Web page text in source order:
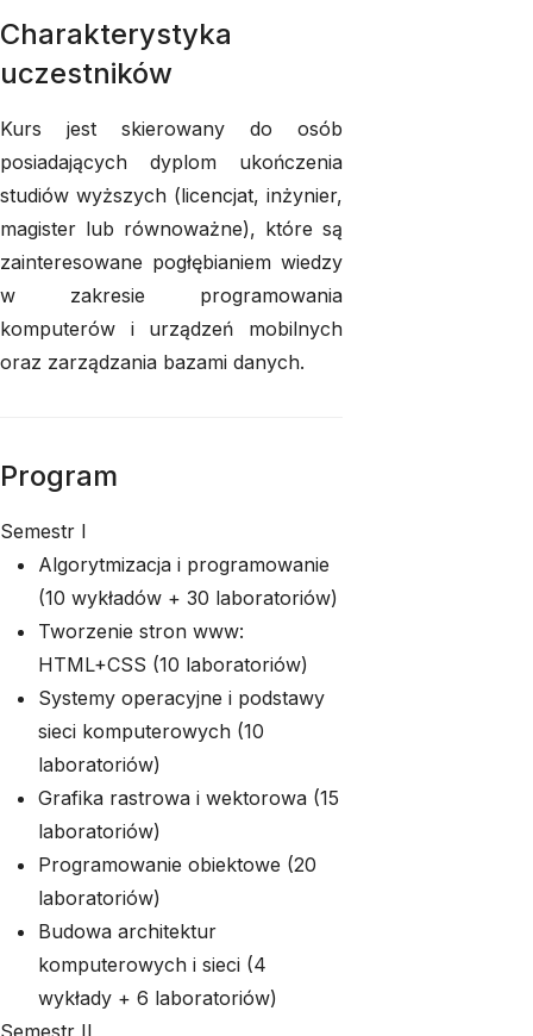
Charakterystyka
uczestników
Kurs jest skierowany do osób
posiadających dyplom ukończenia
studiów wyższych (licencjat, inżynier,
magister lub równoważne), które są
zainteresowane pogłębianiem wiedzy
w zakresie programowania
komputerów i urządzeń mobilnych
oraz zarządzania bazami danych.
Program
Semestr I
Algorytmizacja i programowanie
(10 wykładów + 30 laboratoriów)
Tworzenie stron www:
HTML+CSS (10 laboratoriów)
Systemy operacyjne i podstawy
sieci komputerowych (10
laboratoriów)
Grafika rastrowa i wektorowa (15
laboratoriów)
Programowanie obiektowe (20
laboratoriów)
Budowa architektur
komputerowych i sieci (4
wykłady + 6 laboratoriów)
Semestr II